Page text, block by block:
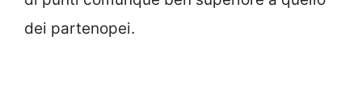
dei partenopei.